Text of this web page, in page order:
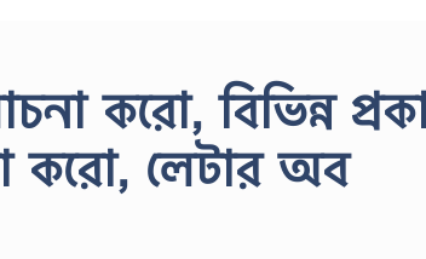
করো, বিভিন্ন
করো, লেটার অব